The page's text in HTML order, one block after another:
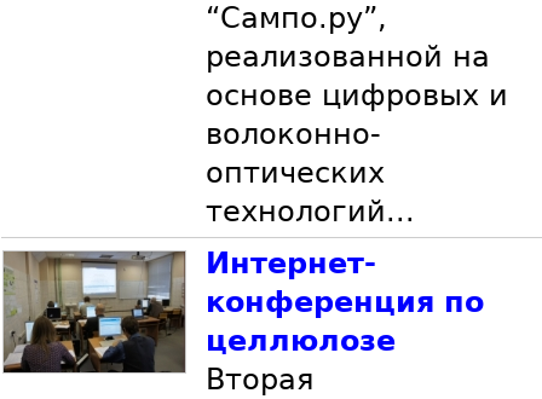
“Сампо.ру”,
реализованной на
основе цифровых и
волоконно-
оптических
технологий...
Интернет-
конференция по
целлюлозе
Вторая